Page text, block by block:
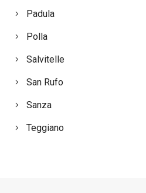
Padula
Polla
Salvitelle
San Rufo
Sanza
Teggiano